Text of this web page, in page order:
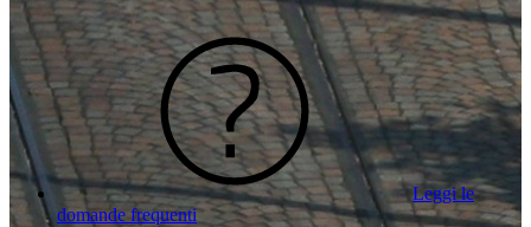
Leggi le
domande frequenti